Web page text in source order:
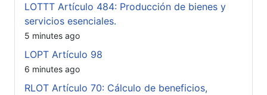
LOTTT Artículo 484: Producción de bienes y
servicios esenciales.
5 minutes ago
LOPT Artículo 98
6 minutes ago
RLOT Artículo 70: Cálculo de beneficios,